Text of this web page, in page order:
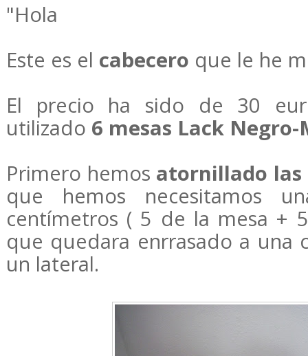
"Hola
Este es el cabecero que le he
El precio ha sido de 30
utilizado 6 mesas Lack
Primero hemos atornillado las
que hemos necesitamos
centímetros ( 5 de la mesa +
que quedara enrrasado a una
un lateral.